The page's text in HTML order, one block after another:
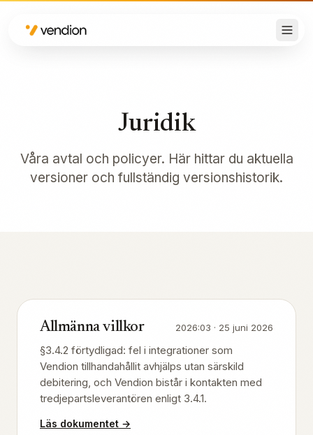
Juridik
Våra avtal och policyer. Här hittar du aktuella
versioner och fullständig versionshistorik.
Allmänna villkor 2026:03 · 25 juni 2026
§3.4.2 förtydligad: fel i integrationer som
Vendion tillhandahållit avhjälps utan särskild
debitering, och Vendion bistår i kontakten med
tredjepartsleverantören enligt 3.4.1.
Läs dokumentet →